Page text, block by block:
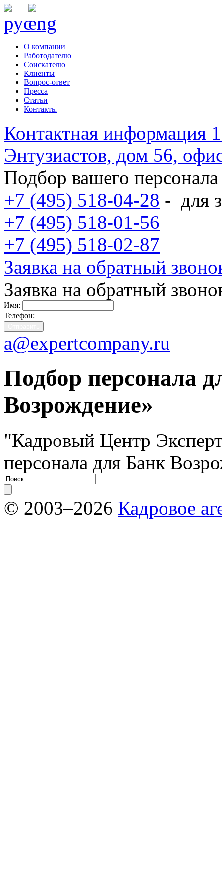
О компании
Работодателю
Соискателю
Клиенты
Вопрос-ответ
Пресса
Статьи
Контакты
Контактная информация
Энтузиастов, дом 56,
Подбор вашего персонала
+7 (495) 518-04-28 - для
+7 (495) 518-01-56
+7 (495) 518-02-87
Заявка на обратный
Заявка на обратный
Имя:
Телефон:
a@expertcompany.ru
Подбор персонала
Возрождение»
"Кадровый Центр
персонала для Банк
© 2003–2026 Кадровое